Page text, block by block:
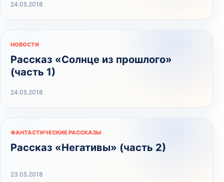
24.05.2018
НОВОСТИ
Рассказ «Солнце из прошлого»
(часть 1)
24.05.2018
ФАНТАСТИЧЕСКИЕ РАССКАЗЫ
Рассказ «Негативы» (часть 2)
23.05.2018